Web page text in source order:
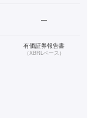
—
有価証券報告書
（XBRLベース）